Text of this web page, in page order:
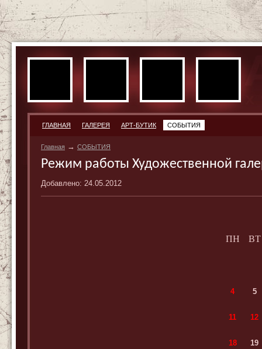
ГЛАВНАЯ ГАЛЕРЕЯ АРТ-БУТИК СОБЫТИЯ
Главная → СОБЫТИЯ
Режим работы Художественной
Добавлено: 24.05.2012
ПН ВТ
4 5
11 12
18 19